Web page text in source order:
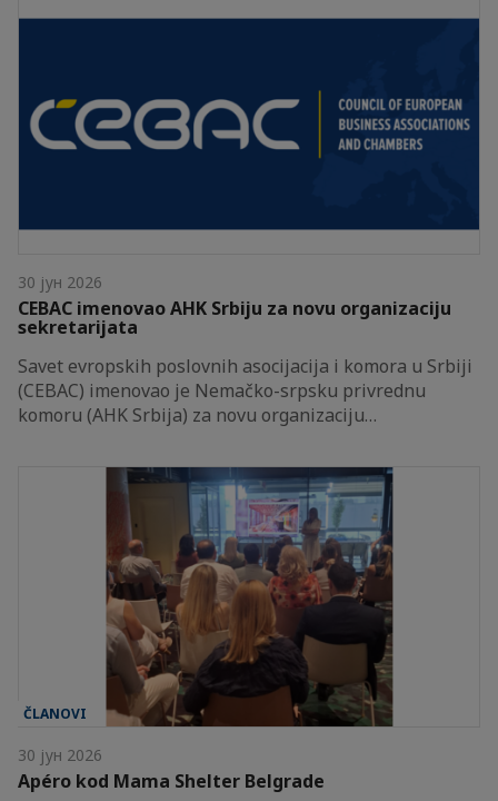
30 јун 2026
CEBAC imenovao AHK Srbiju za novu organizaciju
sekretarijata
Savet evropskih poslovnih asocijacija i komora u Srbiji
(CEBAC) imenovao je Nemačko-srpsku privrednu
komoru (AHK Srbija) za novu organizaciju…
ČLANOVI
30 јун 2026
Apéro kod Mama Shelter Belgrade